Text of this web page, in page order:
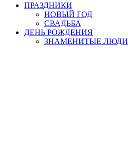
ПРАЗДНИКИ
НОВЫЙ ГОД
СВАДЬБА
ДЕНЬ РОЖДЕНИЯ
ЗНАМЕНИТЫЕ ЛЮДИ